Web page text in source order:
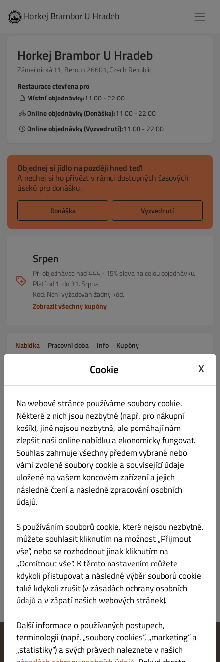
Horkej Brambor U Hradeb
Horkej Brambor U Hradeb
Zámečnická 11, Beroun 26601, Czech Republic
Restaurace otevřena pro
Místní objednávky:11:00 - 22:00
Online objednávky (Donáška):11:00 - 22:00
Online objednávky (Vyzvednutí):11:00 - 22:00
Objednej si jídlo na později hned teď!
A nechej si ho přivézt v rámci dostupných časových
úseků pro donášku.
Donáška Vyzvednutí
Srpen
Při objednávce nad 444,- 15% sleva na celou objednávku.
Platí od 1. do 31. Srpna
Kód: Není vyžadován žádný kód.
Zobrazit všechny kupóny
Nabídka Pracovní doba Info Kupóny
VEGETRIÁNSKÉ POKRMY
Bramborové noky (300g) Kč 169.00
s restovanými houbami na másle, rozmarýnem a smetanou
balsamicová redukce
Změnit nastavení souborů cookie
Cookie X
Na webové stránce používáme soubory cookie.
Některé z nich jsou nezbytné (např. pro nákupní
košík), jiné nejsou nezbytné, ale pomáhají nám
zlepšit naši online nabídku a ekonomicky fungovat.
Souhlas zahrnuje všechny předem vybrané nebo
vámi zvolené soubory cookie a související údaje
uložené na vašem koncovém zařízení a jejich
následné čtení a následné zpracování osobních
údajů.
S používáním souborů cookie, které nejsou nezbytné,
můžete souhlasit kliknutím na možnost „Přijmout
vše“, nebo se rozhodnout jinak kliknutím na
„Odmítnout vše“. K těmto nastavením můžete
kdykoli přistupovat a následně výběr souborů cookie
také kdykoli zrušit (v zásadách ochrany osobních
údajů a v zápatí našich webových stránek).
Další informace o používaných postupech,
terminologii (např. „soubory cookies“, „marketing“ a
„statistiky“) a svých právech naleznete v našich